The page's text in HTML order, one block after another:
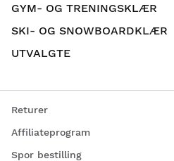
GYM- OG TRENINGSKLÆR
SKI- OG SNOWBOARDKLÆR
UTVALGTE
Returer
Affiliateprogram
Spor bestilling